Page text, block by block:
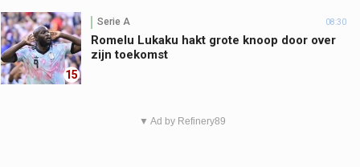
15
Serie A 08:30
Romelu Lukaku hakt grote knoop door over
zijn toekomst
▼ Ad by Refinery89